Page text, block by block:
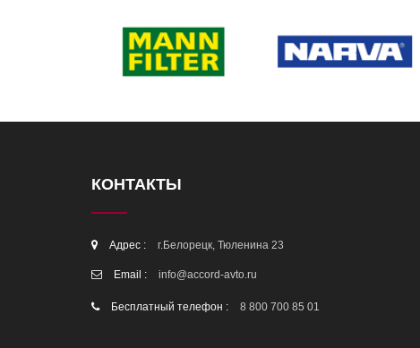
КОНТАКТЫ
Адрес : г.Белорецк, Тюленина 23
Email : info@accord-avto.ru
Бесплатный телефон : 8 800 700 85 01